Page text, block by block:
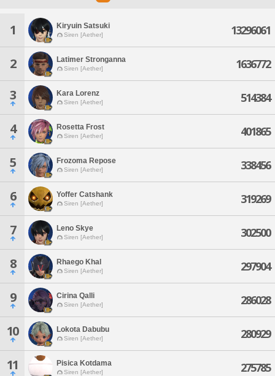
1 Kiryuin Satsuki
Siren [Aether] 13296061
2 Latimer Stronganna
Siren [Aether] 1636772
3 Kara Lorenz
Siren [Aether] 514384
4 Rosetta Frost
Siren [Aether] 401865
5 Frozoma Repose
Siren [Aether] 338456
6 Yoffer Catshank
Siren [Aether] 319269
7 Leno Skye
Siren [Aether] 302500
8 Rhaego Khal
Siren [Aether] 297904
9 Cirina Qalli
Siren [Aether] 286028
10 Lokota Dabubu
Siren [Aether] 280929
11 Pisica Kotdama
Siren [Aether] 275785